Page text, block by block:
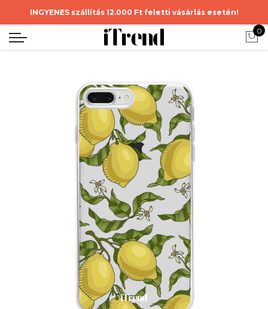
INGYENES szállítás 12.000 Ft feletti vásárlás esetén!
0